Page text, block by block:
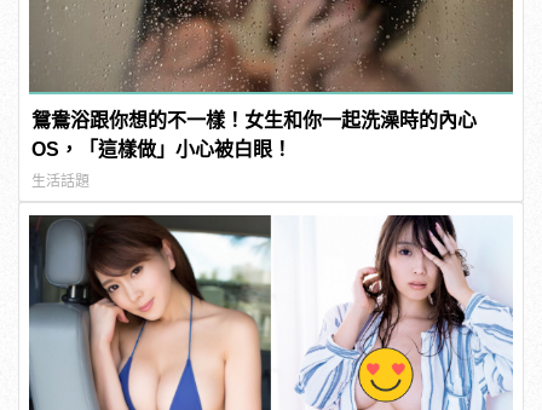
鴛鴦浴跟你想的不一樣！女生和你一起洗澡時的內心
OS，「這樣做」小心被白眼！
生活話題